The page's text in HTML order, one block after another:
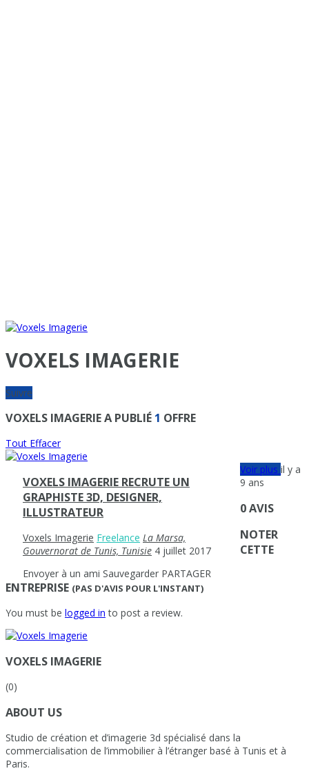
VOXELS IMAGERIE
Suivre
VOXELS IMAGERIE A PUBLIÉ1 OFFRE
Tout Effacer
VOXELS IMAGERIE RECRUTE UN
GRAPHISTE 3D, DESIGNER,
ILLUSTRATEUR
Voxels Imagerie Freelance La Marsa,
Gouvernorat de Tunis, Tunisie 4 juillet 2017
Envoyer à un ami Sauvegarder PARTAGER
Voir plusil y a
9 ans
0 AVIS
NOTER
CETTE
ENTREPRISE (PAS D'AVIS POUR L'INSTANT)
You must be logged in to post a review.
VOXELS IMAGERIE
(0)
ABOUT US
Studio de création et d’imagerie 3d spécialisé dans la
commercialisation de l’immobilier à l’étranger basé à Tunis et à
Paris.